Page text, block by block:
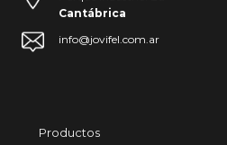
Cantábrica
info@jovifel.com.ar
Productos